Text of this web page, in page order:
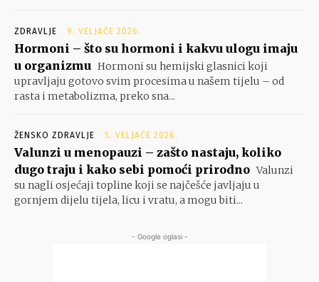
ZDRAVLJE 9. VELJAČE 2026.
Hormoni – što su hormoni i kakvu ulogu imaju
u organizmu Hormoni su hemijski glasnici koji
upravljaju gotovo svim procesima u našem tijelu – od
rasta i metabolizma, preko sna...
ŽENSKO ZDRAVLJE 5. VELJAČE 2026.
Valunzi u menopauzi – zašto nastaju, koliko
dugo traju i kako sebi pomoći prirodno Valunzi
su nagli osjećaji topline koji se najčešće javljaju u
gornjem dijelu tijela, licu i vratu, a mogu biti...
- Google oglasi -